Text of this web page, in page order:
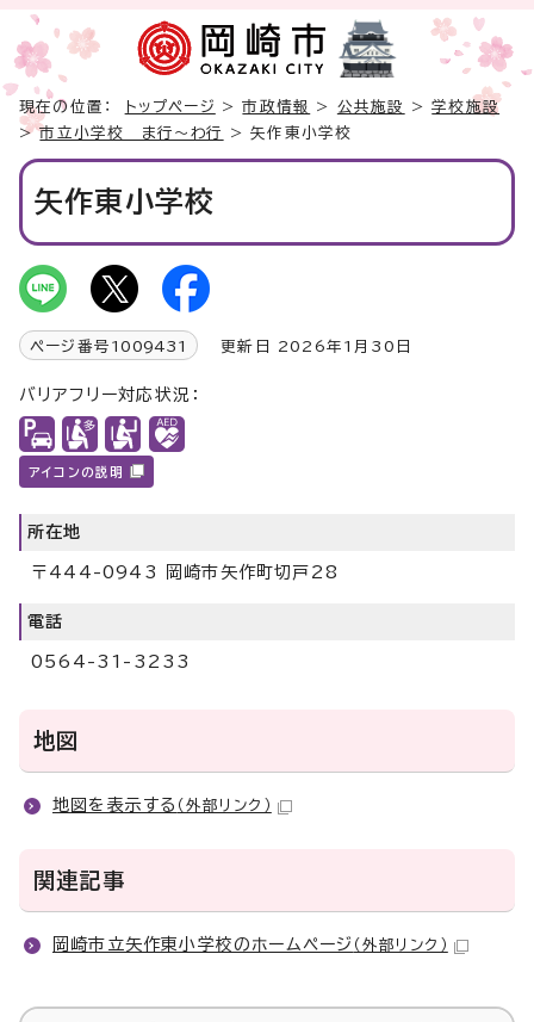
現在の位置： トップページ >市政情報 > 公共施設 >学校施設
>市立小学校 ま行～わ行 > 矢作東小学校
矢作東小学校
ページ番号 1009431 更新日 2026年1月30日
バリアフリー対応状況：
アイコンの説明
所在地
〒444-0943 岡崎市矢作町切戸28
電話
0564-31-3233
地図
地図を表示する （外部リンク）
関連記事
岡崎市立矢作東小学校のホームページ （外部リンク）